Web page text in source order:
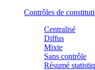
Contrôles de
Centralisé
Diffus
Mixte
Sans contrôle
Résumé